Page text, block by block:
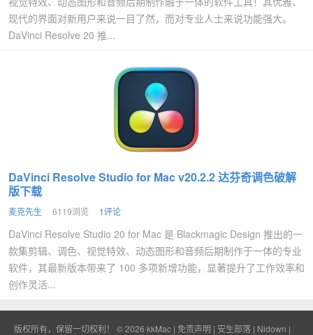
现代的界面对新用户来说一目了然，而对专业人士来说功能强大。
DaVinci Resolve 20 推...
DaVinci Resolve Studio for Mac v20.2.2 达芬奇调色破解
版下载
麦克先生 6119浏览 1评论
DaVinci Resolve Studio 20 for Mac 是 Blackmagic Design 推出的一
款集剪辑、调色、视觉特效、动态图形和音频后期制作于一体的专业
软件，其最新版本带来了 100 多项新增功能，显著提升了工作效率和
创作灵活...
版权所有，保留一切权利！ © 2026 kkMac | 免责声明 | 安生部落 | Nidown |